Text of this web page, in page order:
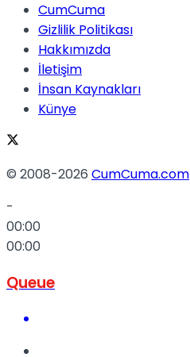
CumCuma
Gizlilik Politikası
Hakkımızda
İletişim
İnsan Kaynakları
Künye
© 2008-2026 CumCuma.com
-
00:00
00:00
Queue